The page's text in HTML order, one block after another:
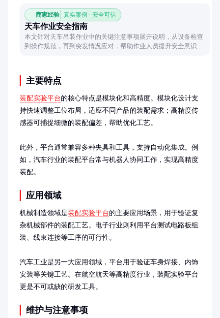
商家经验 真实案例 · 安全可信
天车作业安全指南
本文针对天车吊装作业中的关键注意事项展开说明，从设备检查
到操作规范，再到突发情况应对，帮助作业人员提升安全意识与
主要特点
装配实验平台的核心特点是模块化和高精度。模块化设计支
持快速调整工位布局，适应不同产品的装配需求；高精度传
感器可捕捉细微的装配偏差，帮助优化工艺。
此外，平台通常兼容多种夹具和工具，支持自动化集成。例
如，汽车行业的装配平台常与机器人协同工作，实现高精度
装配。
应用领域
机械制造领域是装配实验平台的主要应用场景，用于验证复
杂机械部件的装配工艺。电子行业则利用平台测试电路板组
装、线束连接等工序的可行性。
汽车工业是另一大应用领域，平台用于验证车身焊接、内饰
安装等关键工艺。在航空航天等高精度行业，装配实验平台
更是不可或缺的研发工具。
维护与注意事项